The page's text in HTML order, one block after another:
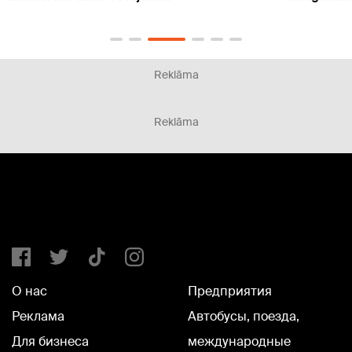
Reklāma
Reklāma
О нас
Реклама
Для бизнеса
Предприятия
Автобусы, поезда,
международные